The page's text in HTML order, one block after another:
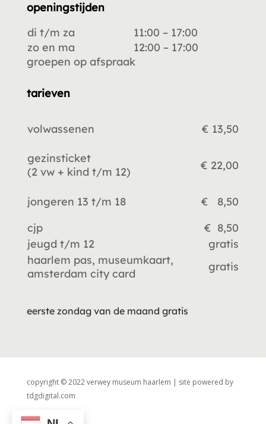
openingstijden
di t/m za
11:00 – 17:00
zo en ma
12:00 – 17:00
groepen op afspraak
tarieven
volwassenen € 13,50
gezinsticket
(2 vw + kind t/m 12) € 22,00
jongeren 13 t/m 18
€ 8,50
cjp
€ 8,50
jeugd t/m 12
gratis
haarlem pas, museumkaart,
amsterdam city card
gratis
eerste zondag van de maand gratis
copyright © 2022 verwey museum haarlem | site powered by
tdgdigital.com